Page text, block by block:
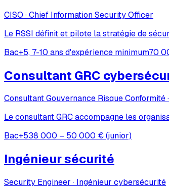
CISO · Chief Information Security Officer
Le RSSI définit et pilote la stratégie de
Bac+5, 7-10 ans d'expérience minimum70
Consultant GRC
Consultant Gouvernance Risque Conformité
Le consultant GRC accompagne les
Bac+538 000 – 50 000 € (junior)
Ingénieur sécurité
Security Engineer · Ingénieur cybersécurité